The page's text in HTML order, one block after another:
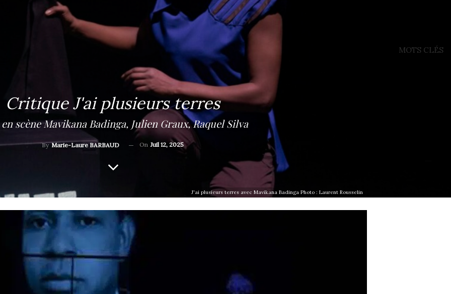
MOTS CLÉS
Critique J'ai plusieurs terres
scène Mavikana Badinga, Julien Graux, Raquel Silva
ByMarie-Laure BARBAUD On Juil 12, 2025
J'ai plusieurs terres avec Mavikana Badinga Photo : Laurent Rousselin